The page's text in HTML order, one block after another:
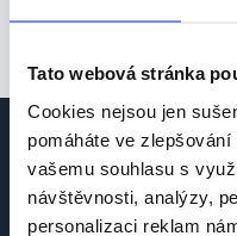
Tato webová stránka
Cookies nejsou jen
pomáháte ve
vašemu souhlasu s
návštěvnosti, analýzy,
personalizaci reklam